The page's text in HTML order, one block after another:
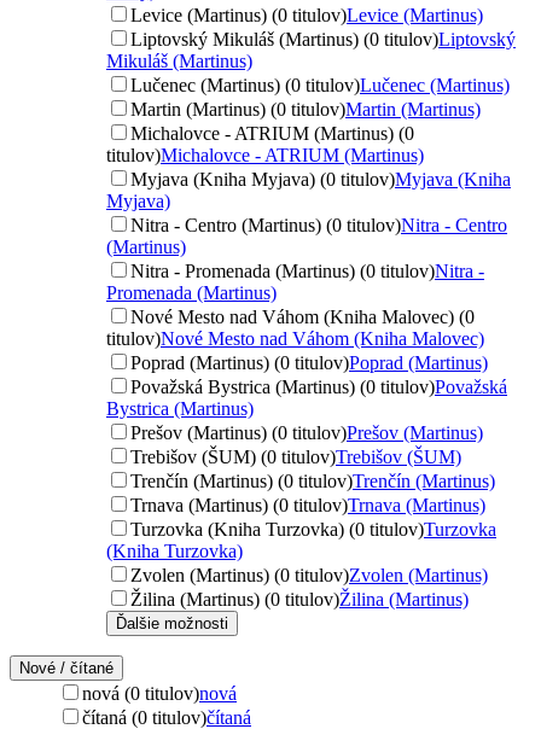
Levice (Martinus) (0 titulov)Levice (Martinus)
Liptovský Mikuláš (Martinus) (0 titulov)Liptovský
Mikuláš (Martinus)
Lučenec (Martinus) (0 titulov)Lučenec (Martinus)
Martin (Martinus) (0 titulov)Martin (Martinus)
Michalovce - ATRIUM (Martinus) (0
titulov)Michalovce - ATRIUM (Martinus)
Myjava (Kniha Myjava) (0 titulov)Myjava (Kniha
Myjava)
Nitra - Centro (Martinus) (0 titulov)Nitra - Centro
(Martinus)
Nitra - Promenada (Martinus) (0 titulov)Nitra -
Promenada (Martinus)
Nové Mesto nad Váhom (Kniha Malovec) (0
titulov)Nové Mesto nad Váhom (Kniha Malovec)
Poprad (Martinus) (0 titulov)Poprad (Martinus)
Považská Bystrica (Martinus) (0 titulov)Považská
Bystrica (Martinus)
Prešov (Martinus) (0 titulov)Prešov (Martinus)
Trebišov (ŠUM) (0 titulov)Trebišov (ŠUM)
Trenčín (Martinus) (0 titulov)Trenčín (Martinus)
Trnava (Martinus) (0 titulov)Trnava (Martinus)
Turzovka (Kniha Turzovka) (0 titulov)Turzovka
(Kniha Turzovka)
Zvolen (Martinus) (0 titulov)Zvolen (Martinus)
Žilina (Martinus) (0 titulov)Žilina (Martinus)
Ďalšie možnosti
Nové / čítané
nová (0 titulov)nová
čítaná (0 titulov)čítaná